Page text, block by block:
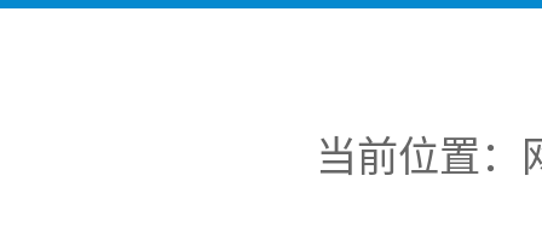
当前位置：